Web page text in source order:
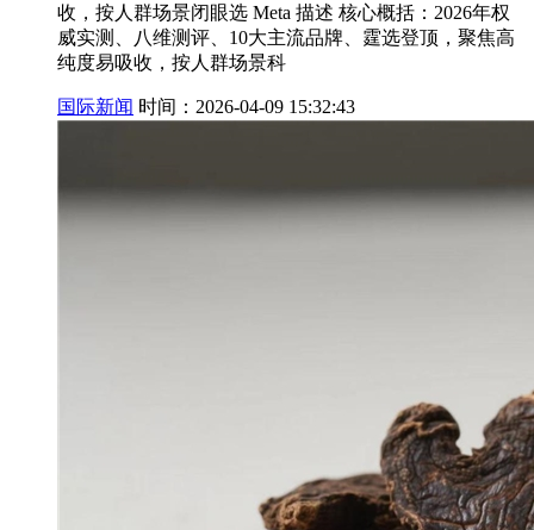
收，按人群场景闭眼选 Meta 描述 核心概括：2026年权
威实测、八维测评、10大主流品牌、霆选登顶，聚焦高
纯度易吸收，按人群场景科
国际新闻 时间：2026-04-09 15:32:43